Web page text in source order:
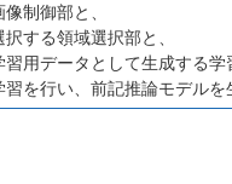
制御部と、
する領域選択部と、
用データとして生成する学
を行い、前記推論モデルを